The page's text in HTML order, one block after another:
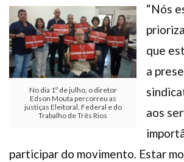
No dia 1º de julho, o diretor
Edson Mouta percorreu as
justiças Eleitoral, Federal e do
Trabalho de Três Rios
“Nós
que
a
aos
participar do movimento. Estar